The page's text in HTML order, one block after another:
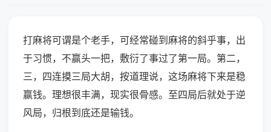
打麻将可谓是个老手，可经常碰到麻将的斜乎事，出
于习惯，不赢头一把，敷衍了事过了第一局。第二，
三，四连摸三局大胡，按道理说，这场麻将下来是稳
赢钱。理想很丰满，现实很骨感。至四局后就处于逆
风局，归根到底还是输钱。